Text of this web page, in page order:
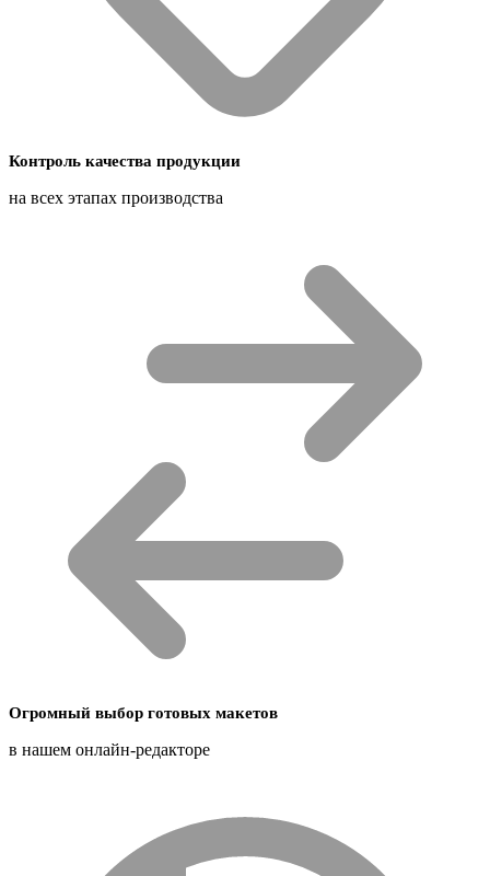
Контроль качества продукции
на всех этапах производства
Огромный выбор готовых макетов
в нашем онлайн-редакторе